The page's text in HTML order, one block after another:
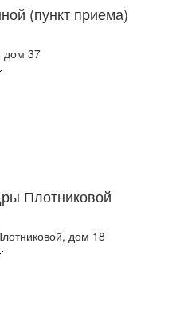
(пункт приема)
дом 37
Плотниковой
дом 18